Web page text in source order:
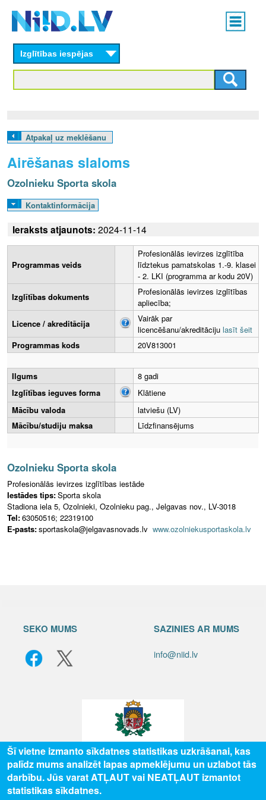
content
Main
menu
L
V
Izglītības iespējas
Atpakaļ uz meklēšanu
Airēšanas slaloms
Ozolnieku Sporta skola
Kontaktinformācija
Ieraksts atjaunots: 2024-11-14
Programmas veids
Profesionālās ievirzes izglītība
līdztekus pamatskolas 1.-9. klasei
- 2. LKI (programma ar kodu 20V)
Izglītības dokuments
Profesionālās ievirzes izglītības
apliecība;
Licence / akreditācija
Vairāk par
licencēšanu/akreditāciju lasīt šeit
Programmas kods
20V813001
Ilgums
8 gadi
Izglītības ieguves forma
Klātiene
Mācību valoda
latviešu (LV)
Mācību/studiju maksa
Līdzfinansējums
Ozolnieku Sporta skola
Profesionālās ievirzes izglītības iestāde
Iestādes tips:Sporta skola
Stadiona iela 5, Ozolnieki, Ozolnieku pag., Jelgavas nov., LV-3018
Tel:63050516; 22319100
E-pasts:sportaskola@jelgavasnovads.lv www.ozolniekusportaskola.lv
SEKO MUMS SAZINIES AR MUMS
info@niid.lv
© 2025 Valsts izglītības attīstības aģentūra, publicētā satura visas tiesības
Šī vietne izmanto sīkdatnes statistikas uzkrāšanai, kas
palīdz mums analizēt lapas apmeklējumu un uzlabot tās
darbību. Jūs varat ATĻAUT vai NEATĻAUT izmantot
statistikas sīkdatnes.